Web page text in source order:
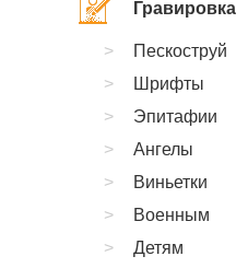
Гравировка
Пескоструй
Шрифты
Эпитафии
Ангелы
Виньетки
Военным
Детям